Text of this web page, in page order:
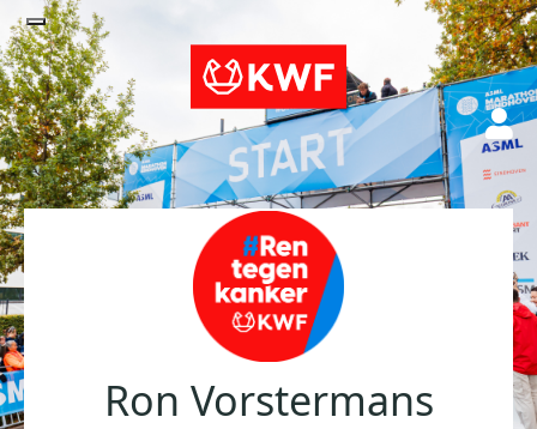
Ron Vorstermans